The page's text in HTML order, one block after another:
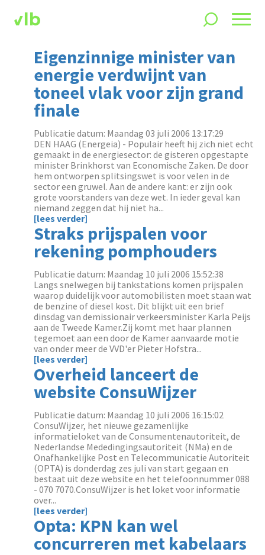
Eigenzinnige minister van
energie verdwijnt van
toneel vlak voor zijn grand
finale
Publicatie datum: Maandag 03 juli 2006 13:17:29
DEN HAAG (Energeia) - Populair heeft hij zich niet echt
gemaakt in de energiesector: de gisteren opgestapte
minister Brinkhorst van Economische Zaken. De door
hem ontworpen splitsingswet is voor velen in de
sector een gruwel. Aan de andere kant: er zijn ook
grote voorstanders van deze wet. In ieder geval kan
niemand zeggen dat hij niet ha...
[lees verder]
Straks prijspalen voor
rekening pomphouders
Publicatie datum: Maandag 10 juli 2006 15:52:38
Langs snelwegen bij tankstations komen prijspalen
waarop duidelijk voor automobilisten moet staan wat
de benzine of diesel kost. Dit blijkt uit een brief
dinsdag van demissionair verkeersminister Karla Peijs
aan de Tweede Kamer.Zij komt met haar plannen
tegemoet aan een door de Kamer aanvaarde motie
van onder meer de VVD'er Pieter Hofstra...
[lees verder]
Overheid lanceert de
website ConsuWijzer
Publicatie datum: Maandag 10 juli 2006 16:15:02
ConsuWijzer, het nieuwe gezamenlijke
informatieloket van de Consumentenautoriteit, de
Nederlandse Mededingingsautoriteit (NMa) en de
Onafhankelijke Post en Telecommunicatie Autoriteit
(OPTA) is donderdag zes juli van start gegaan en
bestaat uit deze website en het telefoonnummer 088
- 070 7070.ConsuWijzer is het loket voor informatie
over...
[lees verder]
Opta: KPN kan wel
concurreren met kabelaars